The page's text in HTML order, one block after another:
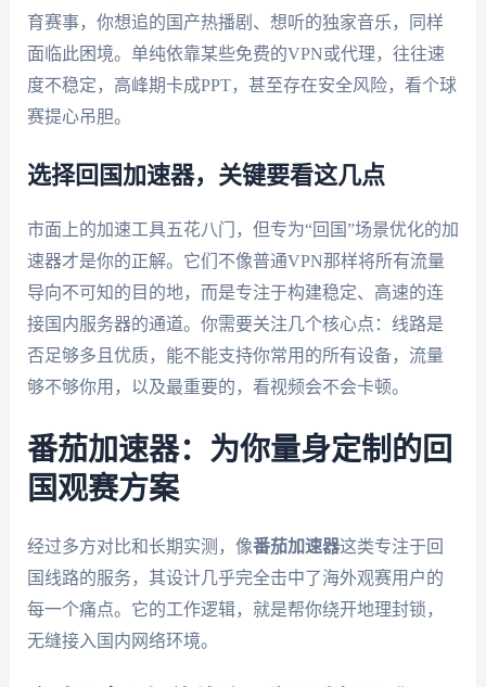
育赛事，你想追的国产热播剧、想听的独家音乐，同样
面临此困境。单纯依靠某些免费的VPN或代理，往往速
度不稳定，高峰期卡成PPT，甚至存在安全风险，看个球
赛提心吊胆。
选择回国加速器，关键要看这几点
市面上的加速工具五花八门，但专为“回国”场景优化的加
速器才是你的正解。它们不像普通VPN那样将所有流量
导向不可知的目的地，而是专注于构建稳定、高速的连
接国内服务器的通道。你需要关注几个核心点：线路是
否足够多且优质，能不能支持你常用的所有设备，流量
够不够你用，以及最重要的，看视频会不会卡顿。
番茄加速器：为你量身定制的回
国观赛方案
经过多方对比和长期实测，像番茄加速器这类专注于回
国线路的服务，其设计几乎完全击中了海外观赛用户的
每一个痛点。它的工作逻辑，就是帮你绕开地理封锁，
无缝接入国内网络环境。